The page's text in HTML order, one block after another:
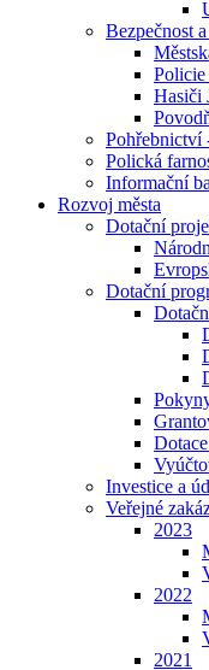
Bezpečnost
Policie
Hasiči
Pohřebnictví
Polická
Informační
Rozvoj města
Dotační
Dotační
Investice a
Veřejné
2023
2022
2021